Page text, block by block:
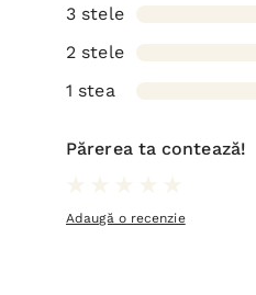
3 stele
2 stele
1 stea
Părerea ta contează!
Adaugă o recenzie